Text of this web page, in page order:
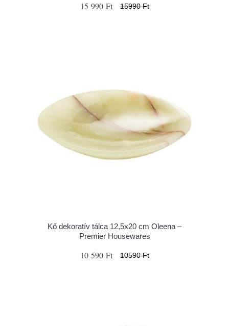
15 990 Ft 15990 Ft
Kő dekoratív tálca 12,5x20 cm Oleena –
Premier Housewares
10 590 Ft 10590 Ft